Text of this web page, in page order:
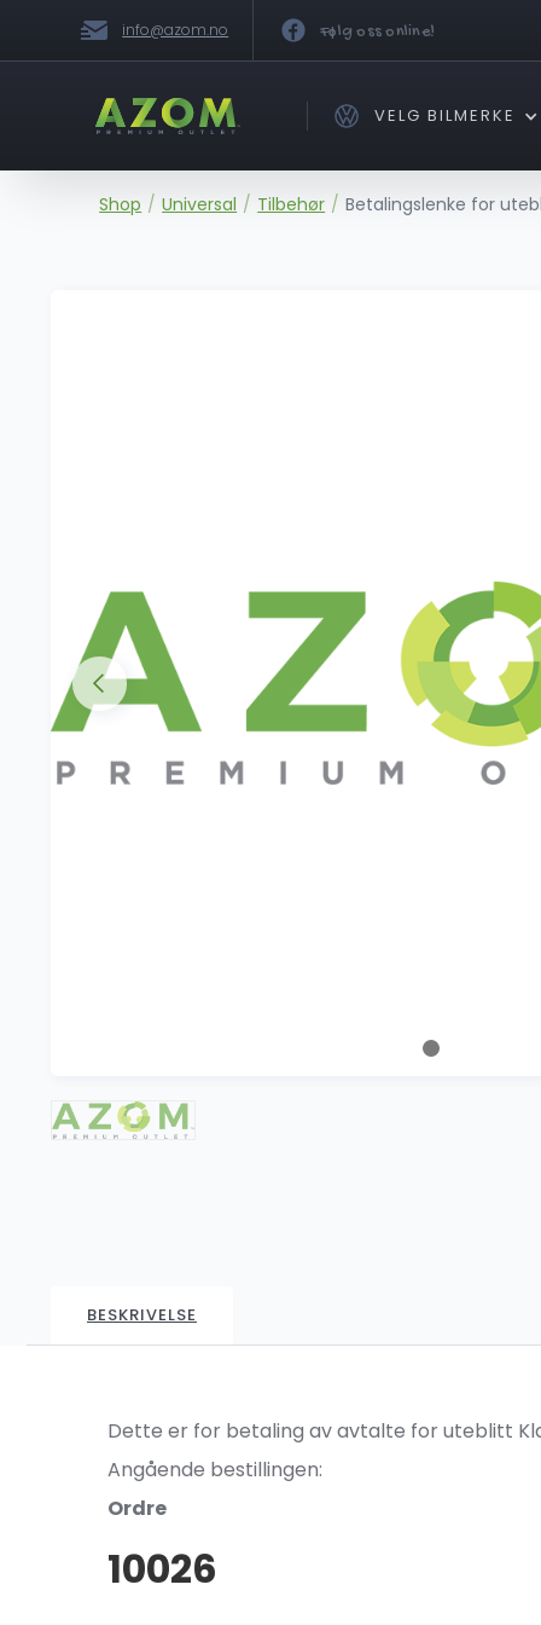
info@azom.no Følg oss online!
VELG BILMERKE
Shop / Universal / Tilbehør / Betalingslenke for
BESKRIVELSE
Dette er for betaling av avtalte for uteblitt
Angående bestillingen:
Ordre
10026